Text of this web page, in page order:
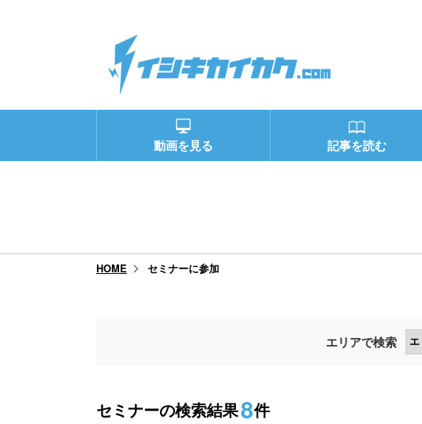
動画を見る 記事を読む
HOME セミナーに参加
エリアで検索
セミナーの検索結果8件